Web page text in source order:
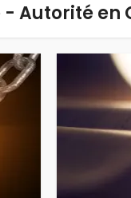
- Autorité en